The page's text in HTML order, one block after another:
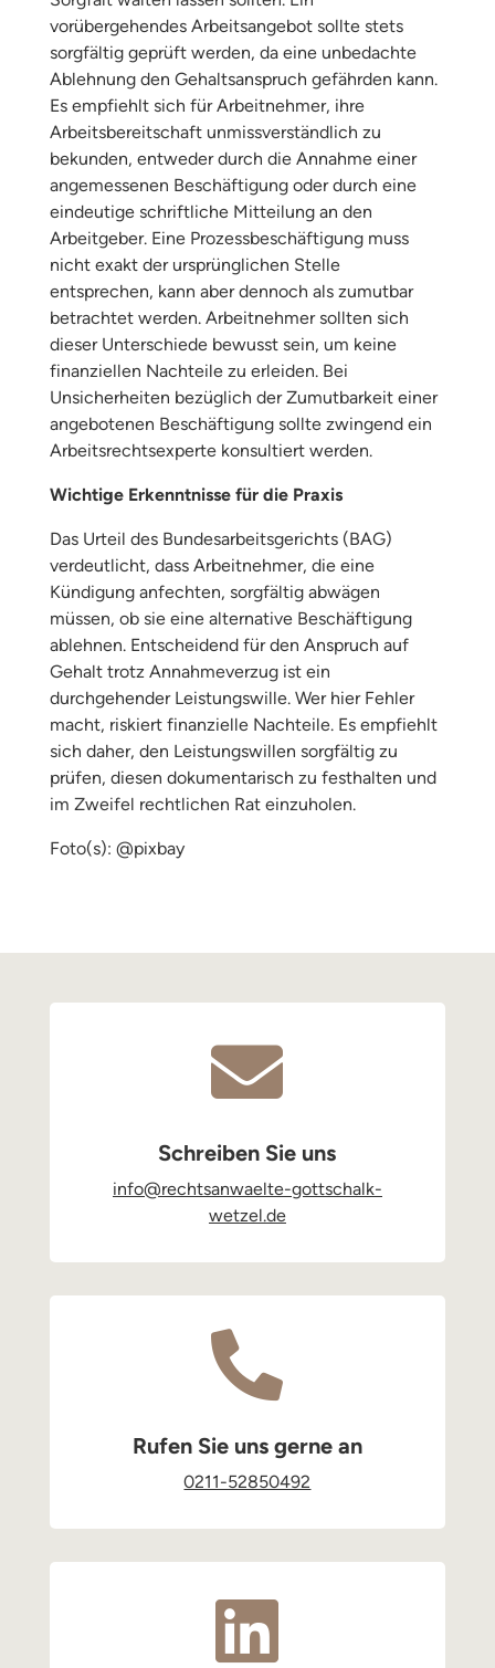
vorübergehendes Arbeitsangebot sollte stets
sorgfältig geprüft werden, da eine unbedachte
Ablehnung den Gehaltsanspruch gefährden kann.
Es empfiehlt sich für Arbeitnehmer, ihre
Arbeitsbereitschaft unmissverständlich zu
bekunden, entweder durch die Annahme einer
angemessenen Beschäftigung oder durch eine
eindeutige schriftliche Mitteilung an den
Arbeitgeber. Eine Prozessbeschäftigung muss
nicht exakt der ursprünglichen Stelle
entsprechen, kann aber dennoch als zumutbar
betrachtet werden. Arbeitnehmer sollten sich
dieser Unterschiede bewusst sein, um keine
finanziellen Nachteile zu erleiden. Bei
Unsicherheiten bezüglich der Zumutbarkeit einer
angebotenen Beschäftigung sollte zwingend ein
Arbeitsrechtsexperte konsultiert werden.
Wichtige Erkenntnisse für die Praxis
Das Urteil des Bundesarbeitsgerichts (BAG)
verdeutlicht, dass Arbeitnehmer, die eine
Kündigung anfechten, sorgfältig abwägen
müssen, ob sie eine alternative Beschäftigung
ablehnen. Entscheidend für den Anspruch auf
Gehalt trotz Annahmeverzug ist ein
durchgehender Leistungswille. Wer hier Fehler
macht, riskiert finanzielle Nachteile. Es empfiehlt
sich daher, den Leistungswillen sorgfältig zu
prüfen, diesen dokumentarisch zu festhalten und
im Zweifel rechtlichen Rat einzuholen.
Foto(s): @pixbay

Schreiben Sie uns
info@rechtsanwaelte-gottschalk-
wetzel.de

Rufen Sie uns gerne an
0211-52850492
